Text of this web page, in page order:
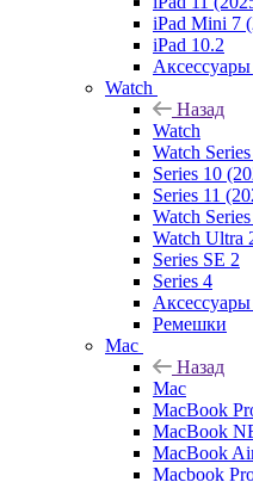
iPad Mini 7
iPad 10.2
Аксессуары
Watch
Назад
Watch
Watch
Series 10
Series 11
Watch
Watch Ultra
Series SE 2
Series 4
Ремешки
Mac
Назад
Mac
MacBook
MacBook
MacBook
Macbook